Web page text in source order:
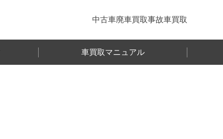
中古車廃車買取事故車買取
車買取マニュアル